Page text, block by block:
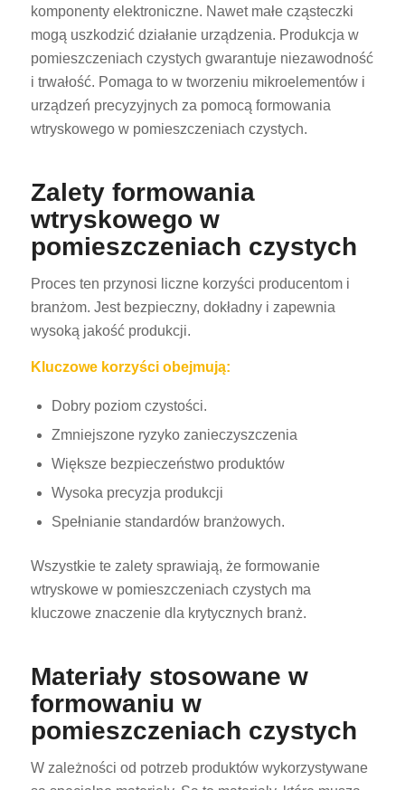
komponenty elektroniczne. Nawet małe cząsteczki
mogą uszkodzić działanie urządzenia. Produkcja w
pomieszczeniach czystych gwarantuje niezawodność
i trwałość. Pomaga to w tworzeniu mikroelementów i
urządzeń precyzyjnych za pomocą formowania
wtryskowego w pomieszczeniach czystych.
Zalety formowania
wtryskowego w
pomieszczeniach czystych
Proces ten przynosi liczne korzyści producentom i
branżom. Jest bezpieczny, dokładny i zapewnia
wysoką jakość produkcji.
Kluczowe korzyści obejmują:
Dobry poziom czystości.
Zmniejszone ryzyko zanieczyszczenia
Większe bezpieczeństwo produktów
Wysoka precyzja produkcji
Spełnianie standardów branżowych.
Wszystkie te zalety sprawiają, że formowanie
wtryskowe w pomieszczeniach czystych ma
kluczowe znaczenie dla krytycznych branż.
Materiały stosowane w
formowaniu w
pomieszczeniach czystych
W zależności od potrzeb produktów wykorzystywane